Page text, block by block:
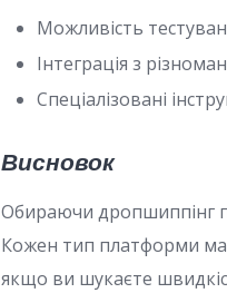
Можливість
Інтеграція з
Спеціалізовані
Висновок
Обираючи дропшиппінг
Кожен тип платформи
якщо ви шукаєте